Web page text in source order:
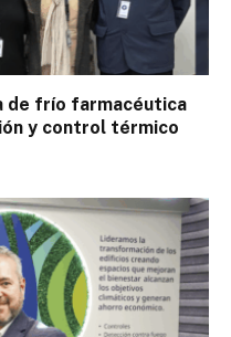
de frío farmacéutica
y control térmico